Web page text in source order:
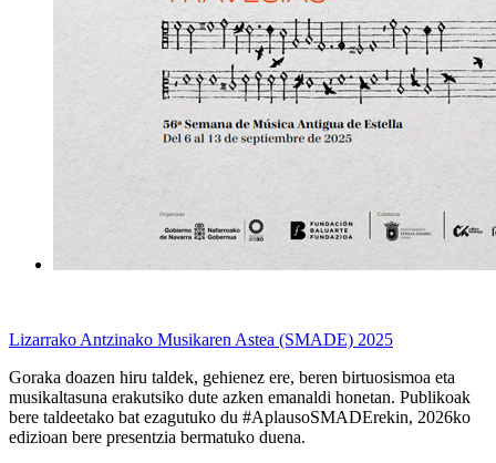
Lizarrako Antzinako Musikaren Astea (SMADE) 2025
Goraka doazen hiru taldek, gehienez ere, beren birtuosismoa eta
musikaltasuna erakutsiko dute azken emanaldi honetan. Publikoak
bere taldeetako bat ezagutuko du #AplausoSMADErekin, 2026ko
edizioan bere presentzia bermatuko duena.